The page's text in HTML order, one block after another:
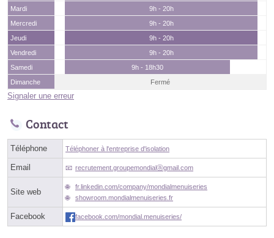
Mardi
9h - 20h
Mercredi
9h - 20h
Jeudi
9h - 20h
Vendredi
9h - 20h
Samedi
9h - 18h30
Dimanche
Fermé
Signaler une erreur
Contact
Téléphone Téléphoner à l'entreprise d'isolation
Email recrutement.groupemondialⓐgmail.com
Site web
fr.linkedin.com/company/mondialmenuiseries
showroom.mondialmenuiseries.fr
Facebook facebook.com/mondial.menuiseries/